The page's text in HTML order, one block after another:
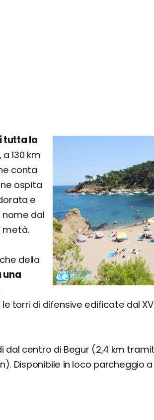
tutta la
130 km
conta
ospita
e
nome dal
metà.
della
una
torri di difensive edificate dal
centro di Begur (2,4 km
Disponibile in loco parcheggio